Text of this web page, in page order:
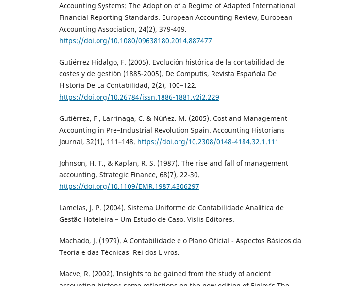
Accounting Systems: The Adoption of a Regime of Adapted International
Financial Reporting Standards. European Accounting Review, European
Accounting Association, 24(2), 379-409.
https://doi.org/10.1080/09638180.2014.887477
Gutiérrez Hidalgo, F. (2005). Evolución histórica de la contabilidad de
costes y de gestión (1885-2005). De Computis, Revista Española De
Historia De La Contabilidad, 2(2), 100–122.
https://doi.org/10.26784/issn.1886-1881.v2i2.229
Gutiérrez, F., Larrinaga, C. & Núñez. M. (2005). Cost and Management
Accounting in Pre–Industrial Revolution Spain. Accounting Historians
Journal, 32(1), 111–148. https://doi.org/10.2308/0148-4184.32.1.111
Johnson, H. T., & Kaplan, R. S. (1987). The rise and fall of management
accounting. Strategic Finance, 68(7), 22-30.
https://doi.org/10.1109/EMR.1987.4306297
Lamelas, J. P. (2004). Sistema Uniforme de Contabilidade Analítica de
Gestão Hoteleira – Um Estudo de Caso. Vislis Editores.
Machado, J. (1979). A Contabilidade e o Plano Oficial - Aspectos Básicos da
Teoria e das Técnicas. Rei dos Livros.
Macve, R. (2002). Insights to be gained from the study of ancient